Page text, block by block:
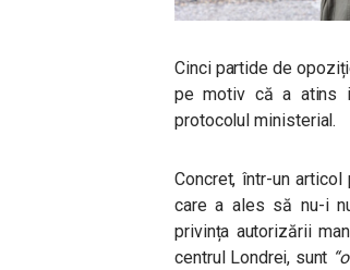
Cinci partide de
pe motiv că a atins
protocolul ministerial.
Concret, într-un
care a ales să nu-i
privința autorizării
centrul Londrei, sunt